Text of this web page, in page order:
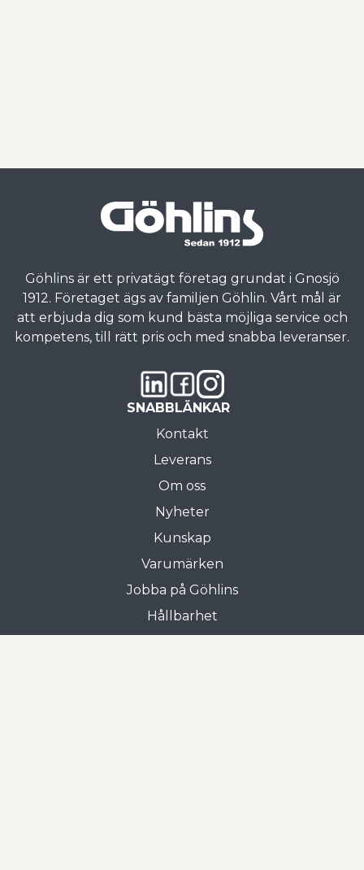
Göhlins är ett privatägt företag grundat i Gnosjö
1912. Företaget ägs av familjen Göhlin. Vårt mål är
att erbjuda dig som kund bästa möjliga service och
kompetens, till rätt pris och med snabba leveranser.
SNABBLÄNKAR
Kontakt
Leverans
Om oss
Nyheter
Kunskap
Varumärken
Jobba på Göhlins
Hållbarhet